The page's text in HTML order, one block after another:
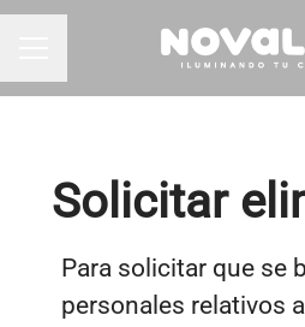
MENÚ DE EMPLEO
Solicitar
Para solicitar que se
personales relativos